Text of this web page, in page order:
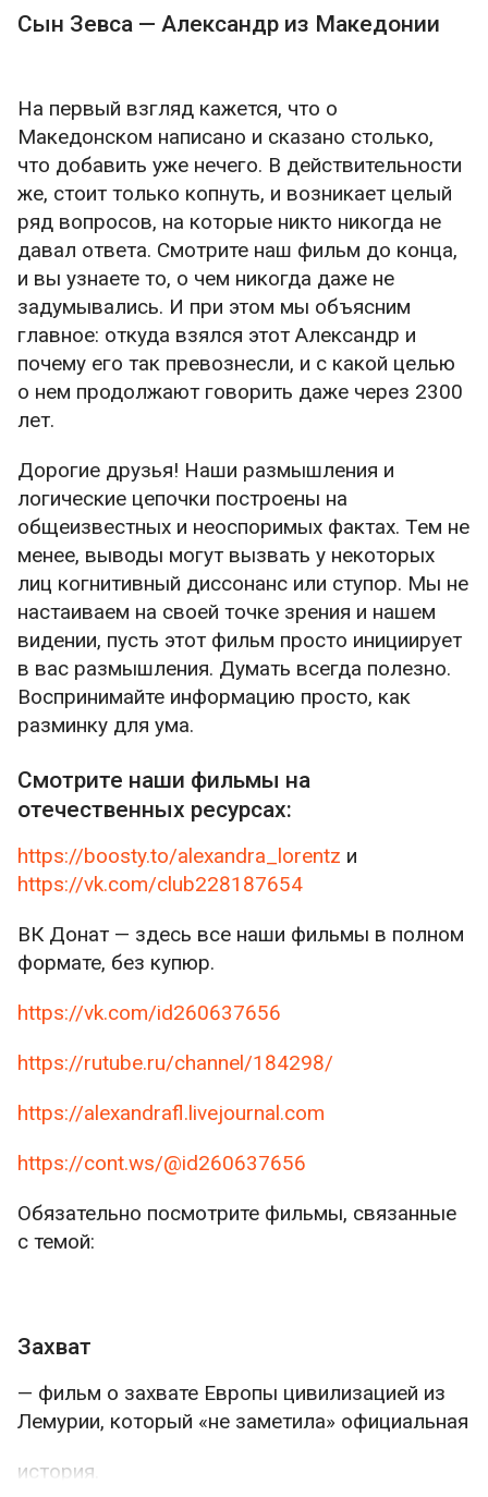
Сын Зевса — Александр из Македонии
На первый взгляд кажется, что о
Македонском написано и сказано столько,
что добавить уже нечего. В действительности
же, стоит только копнуть, и возникает целый
ряд вопросов, на которые никто никогда не
давал ответа. Смотрите наш фильм до конца,
и вы узнаете то, о чем никогда даже не
задумывались. И при этом мы объясним
главное: откуда взялся этот Александр и
почему его так превознесли, и с какой целью
о нем продолжают говорить даже через 2300
лет.
Дорогие друзья! Наши размышления и
логические цепочки построены на
общеизвестных и неоспоримых фактах. Тем не
менее, выводы могут вызвать у некоторых
лиц когнитивный диссонанс или ступор. Мы не
настаиваем на своей точке зрения и нашем
видении, пусть этот фильм просто инициирует
в вас размышления. Думать всегда полезно.
Воспринимайте информацию просто, как
разминку для ума.
Смотрите наши фильмы на
отечественных ресурсах:
https://boosty.to/alexandra_lorentz и
https://vk.com/club228187654
ВК Донат — здесь все наши фильмы в полном
формате, без купюр.
https://vk.com/id260637656
https://rutube.ru/channel/184298/
https://alexandrafl.livejournal.com
https://cont.ws/@id260637656
Обязательно посмотрите фильмы, связанные
с темой:
Захват
— фильм о захвате Европы цивилизацией из
Лемурии, который «не заметила» официальная
история.